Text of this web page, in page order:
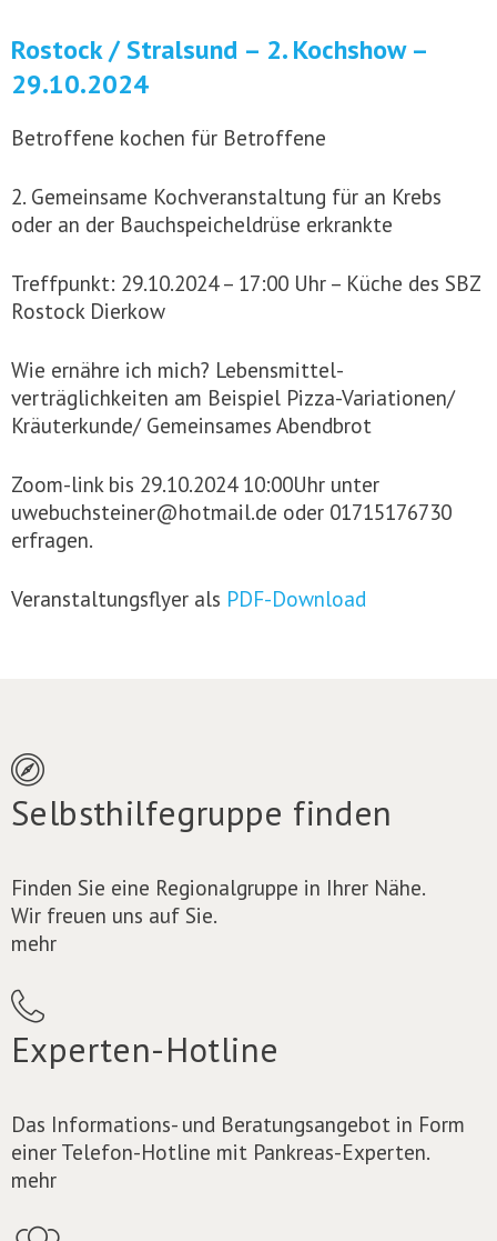
Rostock / Stralsund – 2. Kochshow –
29.10.2024
Betroffene kochen für Betroffene
2. Gemeinsame Kochveranstaltung für an Krebs
oder an der Bauchspeicheldrüse erkrankte
Treffpunkt: 29.10.2024 – 17:00 Uhr – Küche des SBZ
Rostock Dierkow
Wie ernähre ich mich? Lebensmittel-
verträglichkeiten am Beispiel Pizza-Variationen/
Kräuterkunde/ Gemeinsames Abendbrot
Zoom-link bis 29.10.2024 10:00Uhr unter
uwebuchsteiner@hotmail.de oder 01715176730
erfragen.
Veranstaltungsflyer als PDF-Download
Selbsthilfegruppe finden
Finden Sie eine Regionalgruppe in Ihrer Nähe.
Wir freuen uns auf Sie.
mehr
Experten-Hotline
Das Informations- und Beratungsangebot in Form
einer Telefon-Hotline mit Pankreas-Experten.
mehr